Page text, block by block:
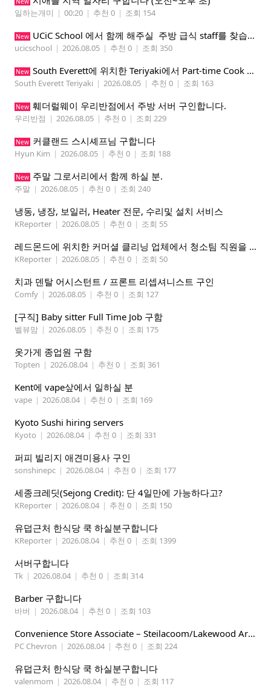
일하는개미 | 00:20 | 추천 0 | 조회 154
New UCiC School 에서 함께 해주실 주방 급식 staff를 찾습니다.
ucicschool | 2026.08.05 | 추천 0 | 조회 350
New South Everett에 위치한 Teriyaki에서 Part-time Cook Helper 구합니다. Mon-Sat, 4:00 pm-8:30 pm
South Everett Teriyaki | 2026.08.05 | 추천 0 | 조회 163
New 훼더럴웨이 우리반점에서 주방 서버 구인합니다.
우리반점 | 2026.08.05 | 추천 0 | 조회 229
New 커클랜드 스시셰프님 구합니다
Hyun Kim | 2026.08.05 | 추천 0 | 조회 188
New 주말 그로서리에서 함께 하실 분.
주말 | 2026.08.05 | 추천 0 | 조회 240
냉동, 냉장, 보일러, Heater 전문, 수리및 설치 서비스
KReporter | 2026.08.05 | 추천 0 | 조회 55
레드몬드에 위치한 커머셜 클리닝 업체에서 청소팀 직원을 모집합니다.
KReporter | 2026.08.05 | 추천 0 | 조회 50
치과 덴탈 어시스턴트 / 프론트 리셉셔니스트 구인
Comfy | 2026.08.05 | 추천 0 | 조회 127
[구직] Baby sitter Full Time Job 구함
벨뷰맘 | 2026.08.05 | 추천 0 | 조회 175
옷가게 종업원 구함
Topten | 2026.08.04 | 추천 0 | 조회 361
Kent에 vape샆에서 일하실 분
vape | 2026.08.04 | 추천 0 | 조회 169
Kyoto Sushi hiring servers
Kyoto | 2026.08.04 | 추천 0 | 조회 331
퍼피 빌리지 애견미용사 구인
sonshinepc | 2026.08.04 | 추천 0 | 조회 177
세종크레딧(Sejong Credit): 단 4일만에 가능하다고?
KReporter | 2026.08.04 | 추천 0 | 조회 150
유덥근처 한식당 쿡 하실분구합니다
KReporter | 2026.08.04 | 추천 0 | 조회 1399
서버구합니다
Tk | 2026.08.04 | 추천 0 | 조회 314
Barber 구합니다
바버 | 2026.08.04 | 추천 0 | 조회 103
Convenience Store Associate – Steilacoom/Lakewood Area, $19 -$21/hr
PC Chevron | 2026.08.04 | 추천 0 | 조회 224
유덥근처 한식당 쿡 하실분구합니다
valenmom | 2026.08.04 | 추천 0 | 조회 117